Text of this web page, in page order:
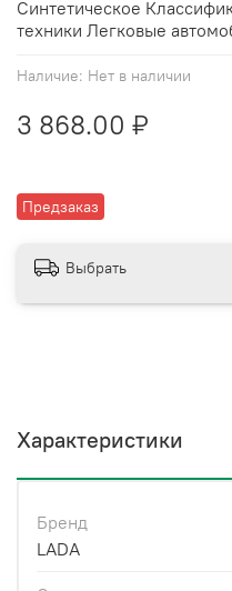
Наличие: Нет в наличии
Предзаказ
3 868.00 ₽
Синтетическое
техники Легковые
Выбрать
Характеристики
Бренд
LADA